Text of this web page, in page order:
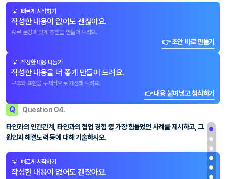
빠르게 시작하기
작성한 내용이 없어도 괜찮아요.
AI로 문항에 맞게 초안을 만들어 드려요.
👉 초안 바로 만들기
작성한 내용 다듬기
작성한 내용을 더 좋게 만들어 드려요.
구조와 표현을 구체적으로 개선해 드려요.
👉 내용 붙여넣고 첨삭하기
Q Question 04.
타인과의 인간관계, 타인과의 협업 경험 중 가장 힘들었던 사례를 제시하고, 그
원인과 해결노력 등에 대해 기술하시오.
빠르게 시작하기
작성한 내용이 없어도 괜찮아요.